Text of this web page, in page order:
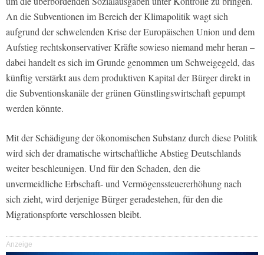
An die Subventionen im Bereich der Klimapolitik wagt sich
aufgrund der schwelenden Krise der Europäischen Union und dem
Aufstieg rechtskonservativer Kräfte sowieso niemand mehr heran –
dabei handelt es sich im Grunde genommen um Schweigegeld, das
künftig verstärkt aus dem produktiven Kapital der Bürger direkt in
die Subventionskanäle der grünen Günstlingswirtschaft gepumpt
werden könnte.
Mit der Schädigung der ökonomischen Substanz durch diese Politik
wird sich der dramatische wirtschaftliche Abstieg Deutschlands
weiter beschleunigen. Und für den Schaden, den die
unvermeidliche Erbschaft- und Vermögenssteuererhöhung nach
sich zieht, wird derjenige Bürger geradestehen, für den die
Migrationspforte verschlossen bleibt.
Anzeige